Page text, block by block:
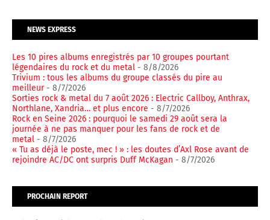
NEWS EXPRESS
Les 10 pires albums enregistrés par 10 groupes pourtant
légendaires du rock et du metal - 8/8/2026
Trivium : tous les albums du groupe classés du pire au
meilleur- 8/7/2026
Sorties rock & metal du 7 août 2026 : Electric Callboy, Anthrax,
Northlane, Xandria… et plus encore - 8/7/2026
Rock en Seine 2026 : pourquoi le samedi 29 août sera la
journée à ne pas manquer pour les fans de rock et de
metal - 8/7/2026
« Tu as déjà le poste, mec ! » : les doutes d’Axl Rose avant de
rejoindre AC/DC ont surpris Duff McKagan - 8/7/2026
PROCHAIN REPORT